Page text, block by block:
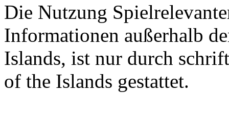
Die Nutzung
Informationen außerhalb
Islands, ist nur durch
of the Islands gestattet.